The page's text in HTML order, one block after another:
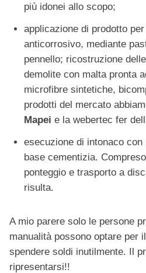
più idonei allo scopo;
applicazione di prodotto
anticorrosivo, mediante
pennello; ricostruzione
demolite con malta pronta
microfibre sintetiche,
prodotti del mercato
Mapei e la webertec fer
esecuzione di intonaco
base cementizia.
ponteggio e trasporto a
risulta.
A mio parere solo le persone
manualità possono optare per il
spendere soldi inutilmente. Il
ripresentarsi!!